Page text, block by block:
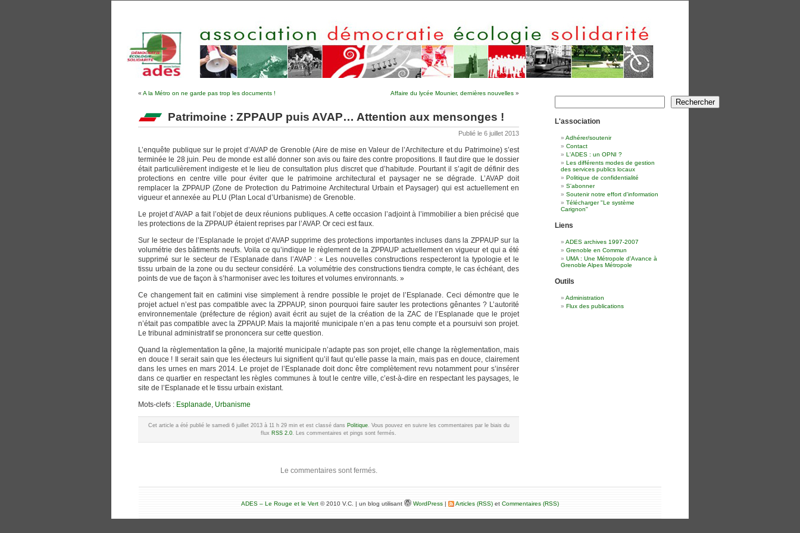
« A la Métro on ne garde pas trop les documents ! Affaire du lycée Mounier, dernières nouvelles »
Patrimoine : ZPPAUP puis AVAP… Attention aux mensonges !
Publié le 6 juillet 2013
L’enquête publique sur le projet d’AVAP de Grenoble (Aire de mise en Valeur de l’Architecture et du Patrimoine) s’est
terminée le 28 juin. Peu de monde est allé donner son avis ou faire des contre propositions. Il faut dire que le dossier
était particulièrement indigeste et le lieu de consultation plus discret que d’habitude. Pourtant il s’agit de définir des
protections en centre ville pour éviter que le patrimoine architectural et paysager ne se dégrade. L’AVAP doit
remplacer la ZPPAUP (Zone de Protection du Patrimoine Architectural Urbain et Paysager) qui est actuellement en
vigueur et annexée au PLU (Plan Local d’Urbanisme) de Grenoble.
Le projet d’AVAP a fait l’objet de deux réunions publiques. A cette occasion l’adjoint à l’immobilier a bien précisé que
les protections de la ZPPAUP étaient reprises par l’AVAP. Or ceci est faux.
Sur le secteur de l’Esplanade le projet d’AVAP supprime des protections importantes incluses dans la ZPPAUP sur la
volumétrie des bâtiments neufs. Voila ce qu’indique le règlement de la ZPPAUP actuellement en vigueur et qui a été
supprimé sur le secteur de l’Esplanade dans l’AVAP : « Les nouvelles constructions respecteront la typologie et le
tissu urbain de la zone ou du secteur considéré. La volumétrie des constructions tiendra compte, le cas échéant, des
points de vue de façon à s’harmoniser avec les toitures et volumes environnants. »
Ce changement fait en catimini vise simplement à rendre possible le projet de l’Esplanade. Ceci démontre que le
projet actuel n’est pas compatible avec la ZPPAUP, sinon pourquoi faire sauter les protections gênantes ? L’autorité
environnementale (préfecture de région) avait écrit au sujet de la création de la ZAC de l’Esplanade que le projet
n’était pas compatible avec la ZPPAUP. Mais la majorité municipale n’en a pas tenu compte et a poursuivi son projet.
Le tribunal administratif se prononcera sur cette question.
Quand la règlementation la gêne, la majorité municipale n’adapte pas son projet, elle change la règlementation, mais
en douce ! Il serait sain que les électeurs lui signifient qu’il faut qu’elle passe la main, mais pas en douce, clairement
dans les urnes en mars 2014. Le projet de l’Esplanade doit donc être complètement revu notamment pour s’insérer
dans ce quartier en respectant les règles communes à tout le centre ville, c’est-à-dire en respectant les paysages, le
site de l’Esplanade et le tissu urbain existant.
Mots-clefs : Esplanade, Urbanisme
Cet article a été publié le samedi 6 juillet 2013 à 11 h 29 min et est classé dans Politique. Vous pouvez en suivre les commentaires par le biais du
flux RSS 2.0. Les commentaires et pings sont fermés.
Le commentaires sont fermés.
Rechercher Rechercher
L'association
Adhérer/soutenir
Contact
L'ADES : un OPNI ?
Les différents modes de gestion
des services publics locaux
Politique de confidentialité
S'abonner
Soutenir notre effort d'information
Télécharger "Le système
Carignon"
Liens
ADES archives 1997-2007
Grenoble en Commun
UMA : Une Métropole d'Avance à
Grenoble Alpes Métropole
Outils
Administration
Flux des publications
ADES – Le Rouge et le Vert © 2010 V.C. | un blog utilisant WordPress | Articles (RSS) et Commentaires (RSS)